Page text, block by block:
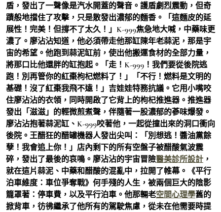
盾，發出了一聲像是汽水開蓋的聲音。護盾劇烈震動，但奇
蹟般地擋住了攻擊，只是散發出濃郁的麵香。「這麵皮的延
展性！完美！但撐不了太久！」K-999焦急地大喊，中藥味更
濃了。廖沾沾知道，他必須帶走他那缸陳年老蒜泥，那是宇
宙的希望。他跑到蒜泥缸前，使出他搬運食材的全部力量，
將那口比他還胖的缸抱起。「走！K-999！我們要從後院逃
跑！別再管你的紅棗枸杞燃料了！」「不行！燃料是文明的
基礎！沒了紅棗我飛不遠！」吉娃娃特務抗議。它用小嘴咬
住廖沾沾的衣領，同時開啟了它背上的枸杞推進器。推進器
發出「滋滋」的輕微煎煮聲，伴隨著一股濃郁的蔘味爆發。
廖沾沾抱著蒜泥缸、K-999咬著他，一起從撞出來的洞口衝向
後院。王醋狂的醋罐機器人發出尖叫：「別想逃！醬油黨餘
孽！我會追上你！」店內剩下的所有空盤子被醋酸氣波震
碎，發出了最後的哀鳴。廖沾沾的宇宙冒險醫美診所設計 ，
就在這片蒜泥、中藥和醋酸的混亂中，拉開了帷幕。《平行
泊車維度：車位爭奪戰》何手殘的人生，被兩個巨大的陰影
籠罩著：停車費，以及平行泊車。他那輛老空間心理學舊的
掀背車，彷彿繼承了他所有的駕駛焦慮，從未在他需要時提